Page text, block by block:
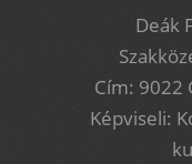
Deák
Cím: 9022
Képviseli: